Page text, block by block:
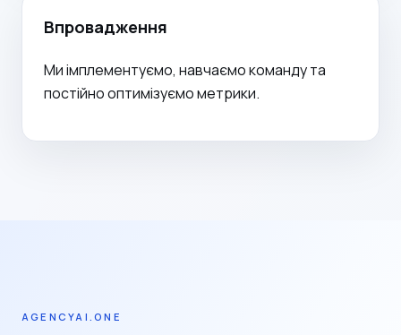
Впровадження
Ми імплементуємо, навчаємо команду та
постійно оптимізуємо метрики.
AGENCYAI.ONE